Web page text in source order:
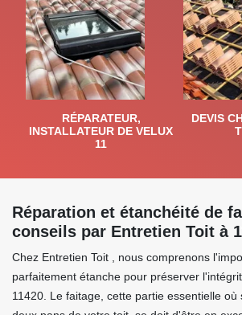
RÉPARATEUR,
INSTALLATEUR DE VELUX
11
DEVIS
Réparation et étanchéité de
conseils par Entretien Toit à
Chez Entretien Toit , nous comprenons
parfaitement étanche pour préserver
11420. Le faitage, cette partie essentielle où